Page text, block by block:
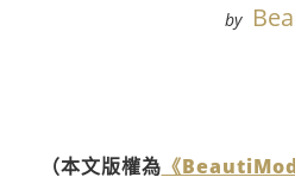
by
（本文版權為 《